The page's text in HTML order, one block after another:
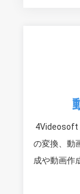
4Videosoft
の変換、動
成や動画作